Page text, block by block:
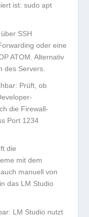
ist:sudo apt
SSH
oder eine
ATOM. Alternativ
des Servers.
Prüft, ob
die Firewall-
Port 1234
die
mit dem
manuell von
das LM Studio
LM Studio nutzt